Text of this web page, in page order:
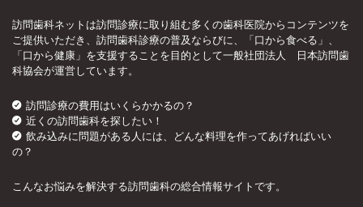
訪問歯科ネットは訪問診療に取り組む多くの歯科医院からコンテンツを
ご提供いただき、訪問歯科診療の普及ならびに、「口から食べる」、
「口から健康」を支援することを目的として一般社団法人 日本訪問歯
科協会が運営しています。
訪問診療の費用はいくらかかるの？
近くの訪問歯科を探したい！
飲み込みに問題がある人には、どんな料理を作ってあげればいい
の？
こんなお悩みを解決する訪問歯科の総合情報サイトです。